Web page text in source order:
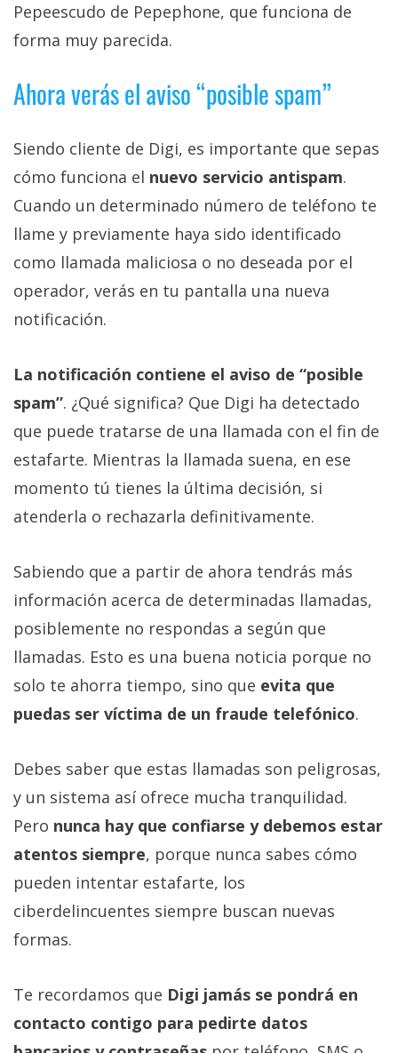
Pepeescudo de Pepephone, que funciona de
forma muy parecida.
Ahora verás el aviso “posible spam”
Siendo cliente de Digi, es importante que sepas
cómo funciona el nuevo servicio antispam.
Cuando un determinado número de teléfono te
llame y previamente haya sido identificado
como llamada maliciosa o no deseada por el
operador, verás en tu pantalla una nueva
notificación.
La notificación contiene el aviso de “posible
spam”. ¿Qué significa? Que Digi ha detectado
que puede tratarse de una llamada con el fin de
estafarte. Mientras la llamada suena, en ese
momento tú tienes la última decisión, si
atenderla o rechazarla definitivamente.
Sabiendo que a partir de ahora tendrás más
información acerca de determinadas llamadas,
posiblemente no respondas a según que
llamadas. Esto es una buena noticia porque no
solo te ahorra tiempo, sino que evita que
puedas ser víctima de un fraude telefónico.
Debes saber que estas llamadas son peligrosas,
y un sistema así ofrece mucha tranquilidad.
Pero nunca hay que confiarse y debemos estar
atentos siempre, porque nunca sabes cómo
pueden intentar estafarte, los
ciberdelincuentes siempre buscan nuevas
formas.
Te recordamos que Digi jamás se pondrá en
contacto contigo para pedirte datos